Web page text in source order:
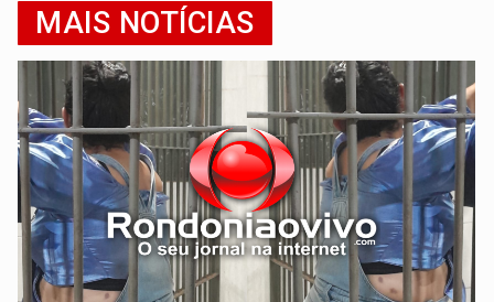
MAIS NOTÍCIAS